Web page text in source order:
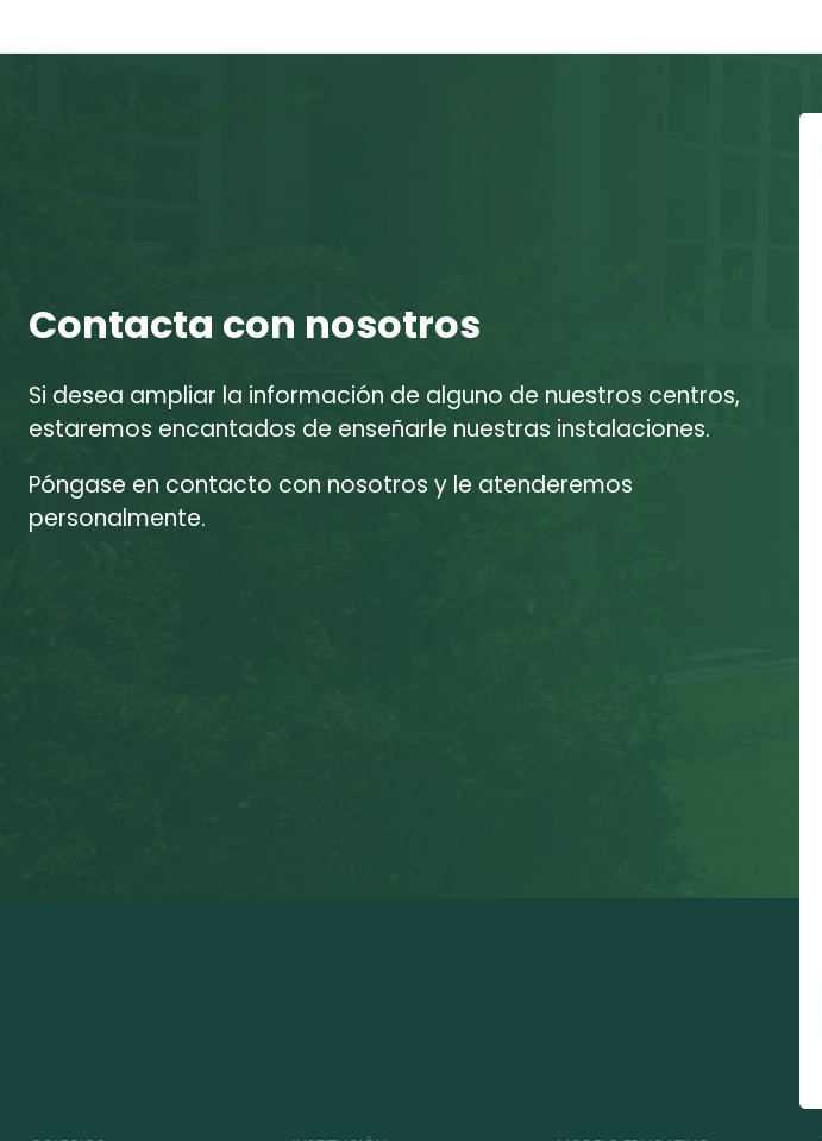
Contacta con nosotros
Si desea ampliar la información de alguno de nuestros centros,
estaremos encantados de enseñarle nuestras instalaciones.
Póngase en contacto con nosotros y le atenderemos
personalmente.